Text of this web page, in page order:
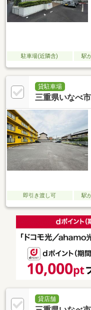
駐車場(近隣含) 駅
貸駐車場
三重県いなべ
即引き渡し可 駅
貸店舗